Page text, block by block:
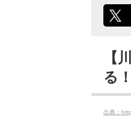
【
る
出典：